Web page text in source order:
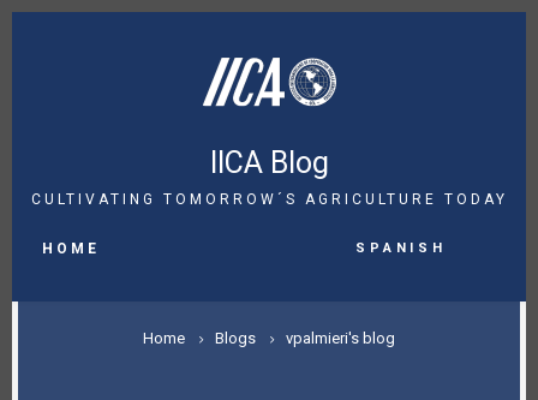
Skip
IICA Blog
CULTIVATING TOMORROW´S AGRICULTURE TODAY
NAVIGATION
HOME Spanish
BREADCRUMB
Home Blogs vpalmieri's blog